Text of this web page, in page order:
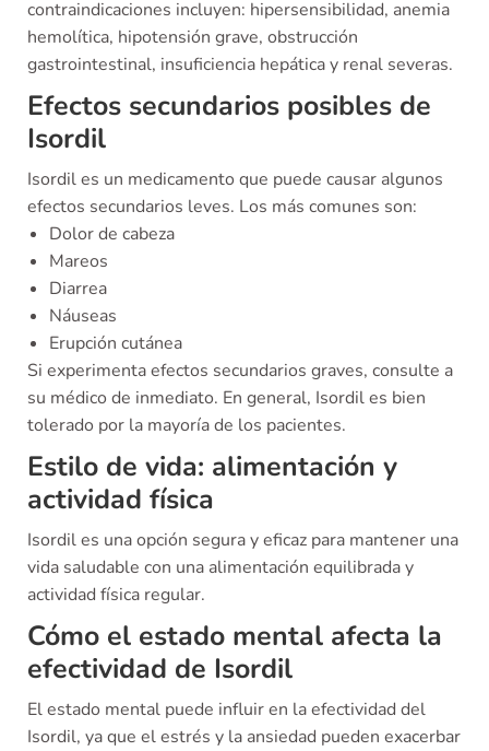
contraindicaciones incluyen: hipersensibilidad, anemia
hemolítica, hipotensión grave, obstrucción
gastrointestinal, insuficiencia hepática y renal severas.
Efectos secundarios posibles de
Isordil
Isordil es un medicamento que puede causar algunos
efectos secundarios leves. Los más comunes son:
Dolor de cabeza
Mareos
Diarrea
Náuseas
Erupción cutánea
Si experimenta efectos secundarios graves, consulte a
su médico de inmediato. En general, Isordil es bien
tolerado por la mayoría de los pacientes.
Estilo de vida: alimentación y
actividad física
Isordil es una opción segura y eficaz para mantener una
vida saludable con una alimentación equilibrada y
actividad física regular.
Cómo el estado mental afecta la
efectividad de Isordil
El estado mental puede influir en la efectividad del
Isordil, ya que el estrés y la ansiedad pueden exacerbar